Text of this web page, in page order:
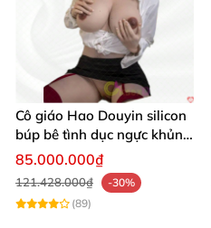
Cô giáo Hao Douyin silicon
búp bê tình dục ngực khủng
Starpery
85.000.000₫
121.428.000₫
-30%
(89)